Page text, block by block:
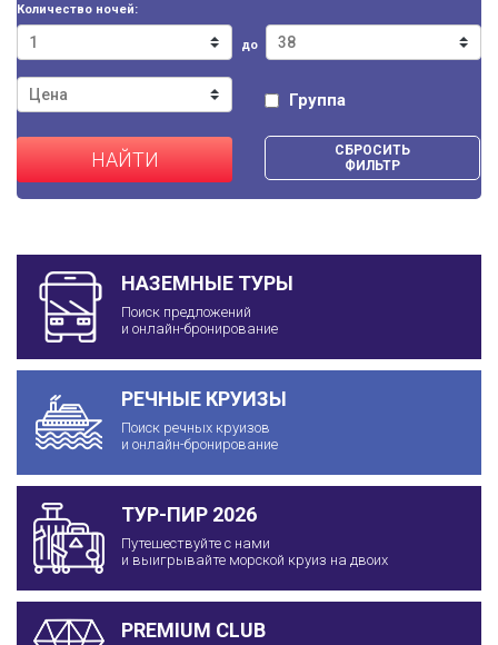
Количество ночей:
до
Группа
НАЙТИ
СБРОСИТЬ
ФИЛЬТР
НАЗЕМНЫЕ ТУРЫ
Поиск предложений
и онлайн-бронирование
РЕЧНЫЕ КРУИЗЫ
Поиск речных круизов
и онлайн-бронирование
ТУР-ПИР 2026
Путешествуйте с нами
и выигрывайте морской круиз на двоих
PREMIUM CLUB